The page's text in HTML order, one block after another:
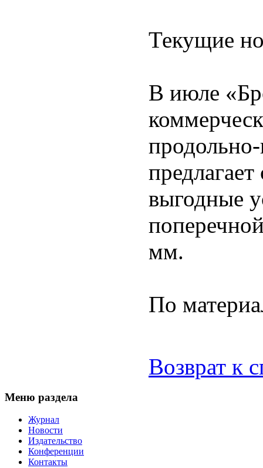
Текущие
В июле
выгодные
мм.
По
Возврат к
Меню раздела
Журнал
Новости
Издательство
Конференции
Контакты